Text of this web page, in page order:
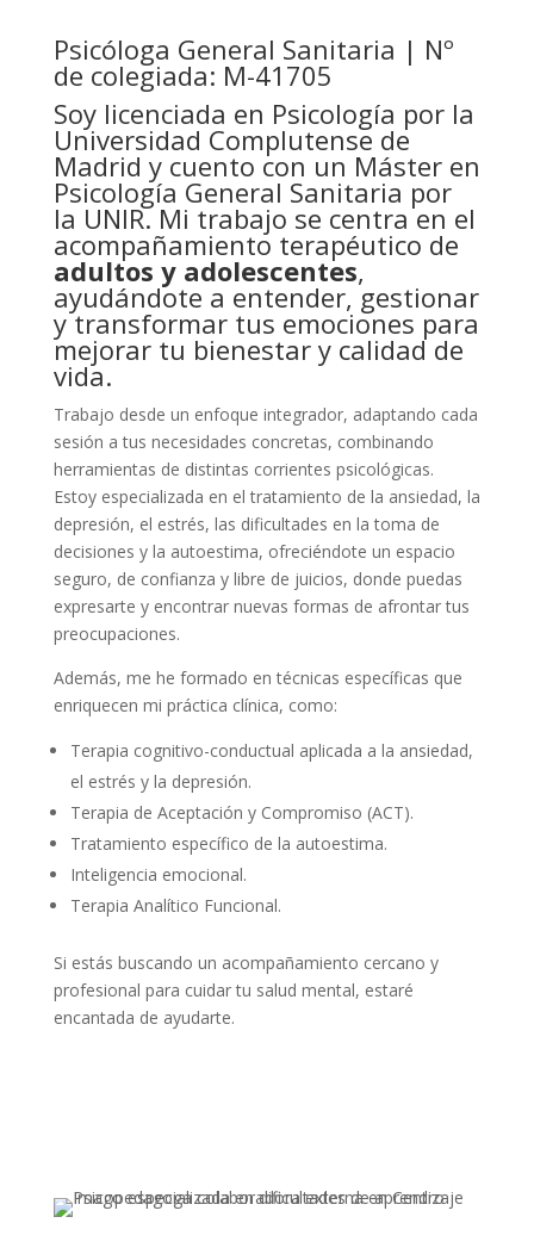
Psicóloga General Sanitaria | Nº
de colegiada: M-41705
Soy licenciada en Psicología por la
Universidad Complutense de
Madrid y cuento con un Máster en
Psicología General Sanitaria por
la UNIR. Mi trabajo se centra en el
acompañamiento terapéutico de
adultos y adolescentes,
ayudándote a entender, gestionar
y transformar tus emociones para
mejorar tu bienestar y calidad de
vida.
Trabajo desde un enfoque integrador, adaptando cada
sesión a tus necesidades concretas, combinando
herramientas de distintas corrientes psicológicas.
Estoy especializada en el tratamiento de la ansiedad, la
depresión, el estrés, las dificultades en la toma de
decisiones y la autoestima, ofreciéndote un espacio
seguro, de confianza y libre de juicios, donde puedas
expresarte y encontrar nuevas formas de afrontar tus
preocupaciones.
Además, me he formado en técnicas específicas que
enriquecen mi práctica clínica, como:
Terapia cognitivo-conductual aplicada a la ansiedad,
el estrés y la depresión.
Terapia de Aceptación y Compromiso (ACT).
Tratamiento específico de la autoestima.
Inteligencia emocional.
Terapia Analítico Funcional.
Si estás buscando un acompañamiento cercano y
profesional para cuidar tu salud mental, estaré
encantada de ayudarte.